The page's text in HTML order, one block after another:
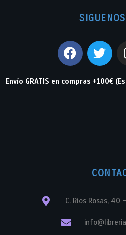
Envío GRATIS en compras +100€
C. Ríos Rosas,